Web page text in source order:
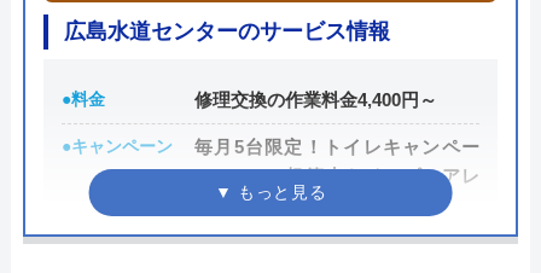
きましたが、他社で頼むと同じ工事が4万円
で済みました。 価格交渉をしたのが気に食
わなかったのでしょうか、後日、他の工事の
下見に来る予定で日程を組んでいましたが、
時間になっても現れず、結局すっぽかされま
広島水道センターのサービス情報
●料金 修理交換の作業料金4,400円～
●キャンペーン
毎月5台限定！トイレキャンペー
ン TOTO超節水トイレピュアレ
ストQRが処分費込で8万円台～
●駆けつけ時間